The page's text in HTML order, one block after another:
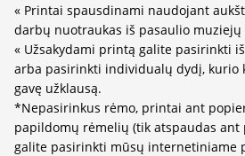
« Printai spausdinami naudojant
darbų nuotraukas iš pasaulio muziejų
« Užsakydami printą galite pasirinkti
arba pasirinkti individualų dydį, kurio
gavę užklausą.
*Nepasirinkus rėmo, printai ant
papildomų rėmelių (tik atspaudas ant
galite pasirinkti mūsų internetiniame